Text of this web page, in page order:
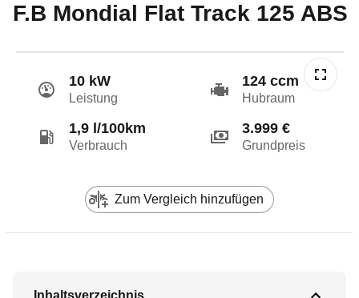
F.B Mondial Flat Track 125 ABS
10 kW
Leistung
124 ccm
Hubraum
1,9 l/100km
Verbrauch
3.999 €
Grundpreis
Zum Vergleich hinzufügen
Inhaltsverzeichnis